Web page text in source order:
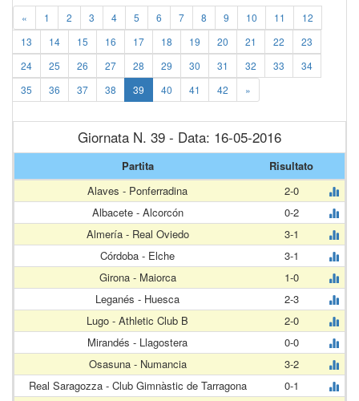
« 1 2 3 4 5 6 7 8 9 10 11
12
13
14 15 16 17 18 19 20 21 22
23
24
25 26 27 28 29 30 31 32 33
34
35
36 37 38 39 40 41 42 »
Giornata N. 39 - Data: 16-05-2016
Partita
Risultato
Alaves - Ponferradina
2-0
Albacete - Alcorcón
0-2
Almería - Real Oviedo
3-1
Córdoba - Elche
3-1
Girona - Maiorca
1-0
Leganés - Huesca
2-3
Lugo - Athletic Club B
2-0
Mirandés - Llagostera
0-0
Osasuna - Numancia
3-2
Real Saragozza - Club Gimnàstic de Tarragona
0-1